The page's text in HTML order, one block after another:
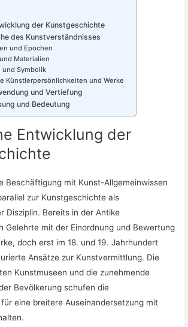
der Kunstgeschichte
des Kunstverständnisses
und Epochen
Materialien
und Symbolik
Künstlerpersönlichkeiten und Werke
und Vertiefung
und Bedeutung
Entwicklung der
Beschäftigung mit Kunst-Allgemeinwissen
zur Kunstgeschichte als
Disziplin. Bereits in der Antike
Gelehrte mit der Einordnung und Bewertung
doch erst im 18. und 19. Jahrhundert
Ansätze zur Kunstvermittlung. Die
Kunstmuseen und die zunehmende
Bevölkerung schufen die
eine breitere Auseinandersetzung mit